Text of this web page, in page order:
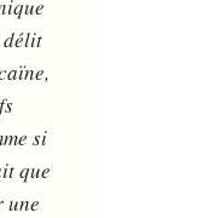
délit
si
que
une